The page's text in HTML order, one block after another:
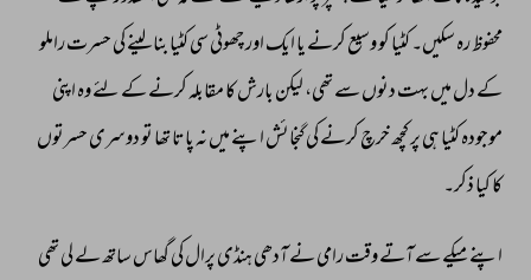
محفوظ رہ سکیں۔ کٹیا کو وسیع کرنے یا ایک اور چھوٹی سی کٹیا بنا لینے کی حسرت راملو
کے دل میں بہت دنوں سے تھی، لیکن بارش کا مقابلہ کرنے کے لئے وہ اپنی
موجودہ کٹیا ہی پر کچھ خرچ کرنے کی گنجائش اپنے میں نہ پاتا تھا تو دوسری حسرتوں
کا کیا ذکر۔
اپنے میکے سے آتے وقت رامی نے آدھی ہنڈی پرال کی گھاس ساتھ لے لی تھی